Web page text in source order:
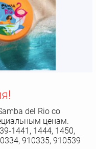
del Rio со
ценам.
1441, 1444, 1450,
910335, 910539